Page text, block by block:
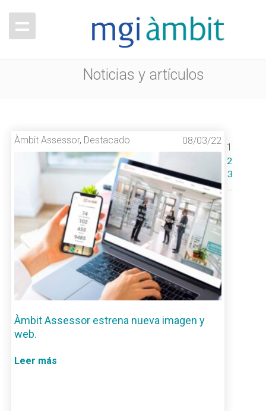
Noticias y artículos
Àmbit Assessor, Destacado 08/03/22
Àmbit Assessor estrena nueva imagen y
web.
Leer más
1
2
3
…